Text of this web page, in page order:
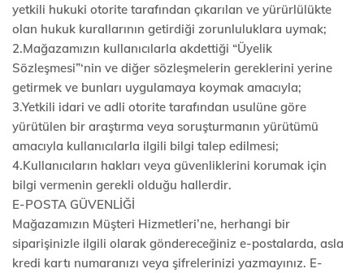
yetkili hukuki otorite tarafından çıkarılan ve yürürlülükte
olan hukuk kurallarının getirdiği zorunluluklara uymak;
2.Mağazamızın kullanıcılarla akdettiği “Üyelik
Sözleşmesi”‘nin ve diğer sözleşmelerin gereklerini yerine
getirmek ve bunları uygulamaya koymak amacıyla;
3.Yetkili idari ve adli otorite tarafından usulüne göre
yürütülen bir araştırma veya soruşturmanın yürütümü
amacıyla kullanıcılarla ilgili bilgi talep edilmesi;
4.Kullanıcıların hakları veya güvenliklerini korumak için
bilgi vermenin gerekli olduğu hallerdir.
E-POSTA GÜVENLİĞİ
Mağazamızın Müşteri Hizmetleri’ne, herhangi bir
siparişinizle ilgili olarak göndereceğiniz e-postalarda, asla
kredi kartı numaranızı veya şifrelerinizi yazmayınız. E-